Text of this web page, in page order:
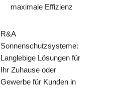
maximale Effizienz
R&A
Sonnenschutzsysteme:
Langlebige Lösungen für
Ihr Zuhause oder
Gewerbe für Kunden in